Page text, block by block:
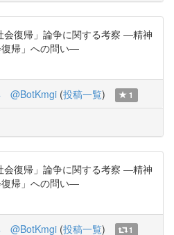
会復帰」論争に関する考察 ―精神
復帰」への問い―
@BotKmgi (投稿一覧) 1
会復帰」論争に関する考察 ―精神
復帰」への問い―
@BotKmgi (投稿一覧) 1